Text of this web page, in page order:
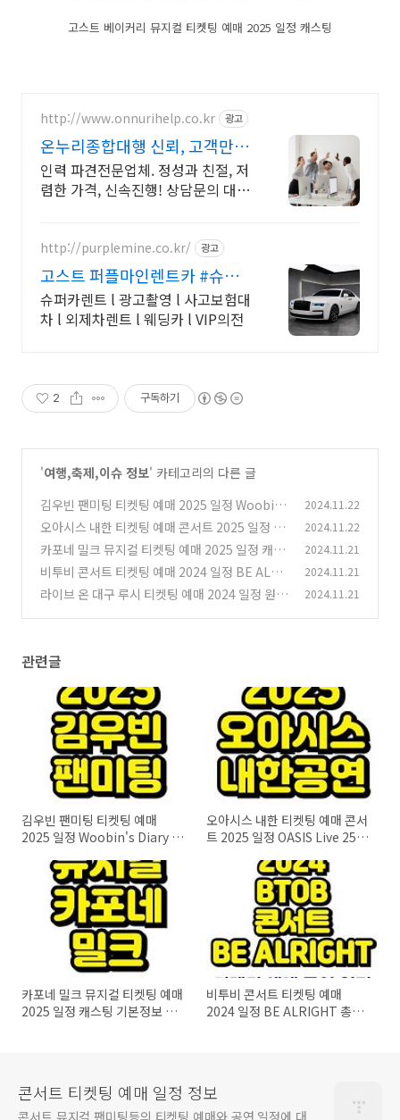
고스트 베이커리 뮤지컬 티켓팅 예매 2025 일정 캐스팅
http://www.onnurihelp.co.kr 광고
온누리종합대행 신뢰, 고객만
족, 서비스
인력 파견전문업체. 정성과 친절, 저
렴한 가격, 신속진행! 상담문의 대환
http://purplemine.co.kr/ 광고
고스트 퍼플마인렌트카 #슈퍼
카 협찬문의 #방송렌트
슈퍼카렌트 l 광고촬영 l 사고보험대
차 l 외제차렌트 l 웨딩카 l VIP의전
2 구독하기
'여행,축제,이슈 정보' 카테고리의 다른 글
김우빈 팬미팅 티켓팅 예매 2025 일정 Woobi
n's Diary 총정리! (0)
2024.11.22
오아시스 내한 티켓팅 예매 콘서트 2025 일정 O
ASIS Live 25 SOUTH KOREA 총정리!
(0)
2024.11.22
카포네 밀크 뮤지컬 티켓팅 예매 2025 일정 캐스
팅 기본정보 회차별 총정리! (0)
2024.11.21
비투비 콘서트 티켓팅 예매 2024 일정 BE ALRI
GHT 총정리!
(0)
2024.11.21
라이브 온 대구 루시 티켓팅 예매 2024 일정 원위
2024.11.21
관련글
김우빈 팬미팅 티켓팅 예매
2025 일정 Woobin's Diary 총
오아시스 내한 티켓팅 예매 콘서
트 2025 일정 OASIS Live 25
카포네 밀크 뮤지컬 티켓팅 예매
2025 일정 캐스팅 기본정보 회
비투비 콘서트 티켓팅 예매
2024 일정 BE ALRIGHT 총정
콘서트 티켓팅 예매 일정 정보
콘서트 뮤지컬 팬미팅등의 티켓팅 예매와 공연 일정에 대